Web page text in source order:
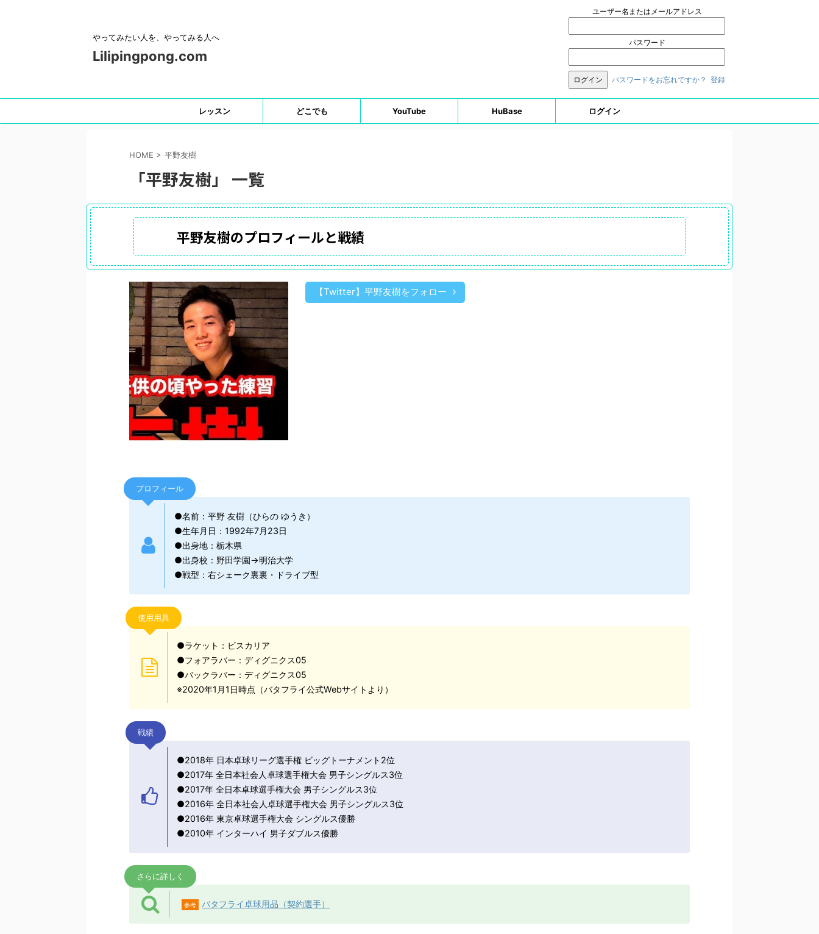
やってみたい人を、やってみる人へ
Lilipingpong.com
ユーザー名またはメールアドレス
パスワード
パスワードをお忘れですか？ 登録
レッスン どこでも YouTube HuBase ログイン
HOME > 平野友樹
「平野友樹」 一覧
平野友樹のプロフィールと戦績
【Twitter】平野友樹をフォロー
プロフィール
●名前：平野 友樹（ひらの ゆうき）
●生年月日：1992年7月23日
●出身地：栃木県
●出身校：野田学園→明治大学
●戦型：右シェーク裏裏・ドライブ型
使用用具
●ラケット：ビスカリア
●フォアラバー：ディグニクス05
●バックラバー：ディグニクス05
※2020年1月1日時点（バタフライ公式Webサイトより）
戦績
●2018年 日本卓球リーグ選手権 ビッグトーナメント2位
●2017年 全日本社会人卓球選手権大会 男子シングルス3位
●2017年 全日本卓球選手権大会 男子シングルス3位
●2016年 全日本社会人卓球選手権大会 男子シングルス3位
●2016年 東京卓球選手権大会 シングルス優勝
●2010年 インターハイ 男子ダブルス優勝
さらに詳しく
参考 バタフライ卓球用品（契約選手）